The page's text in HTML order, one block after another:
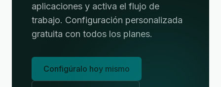
aplicaciones y activa el flujo de
trabajo. Configuración personalizada
gratuita con todos los planes.
Configúralo hoy mismo